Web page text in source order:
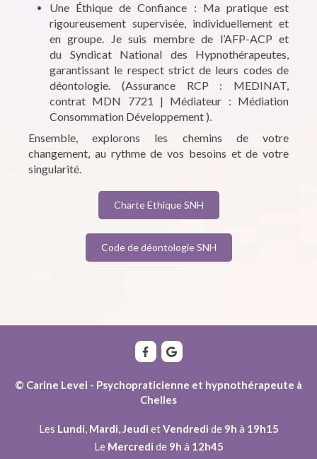
Une Éthique de Confiance : Ma pratique est
rigoureusement supervisée, individuellement et
en groupe. Je suis membre de l’AFP-ACP et
du Syndicat National des Hypnothérapeutes,
garantissant le respect strict de leurs codes de
déontologie. (Assurance RCP : MEDINAT,
contrat MDN 7721 | Médiateur : Médiation
Consommation Développement ).
Ensemble, explorons les chemins de votre
changement, au rythme de vos besoins et de votre
singularité.
Charte Ethique SNH
Code de déontologie SNH
© Carine Level - Psychopraticienne et hypnothérapeute à
Chelles
Les Lundi, Mardi,Jeudi etVendredi de 9h à 19h15
Le Mercredi de 9h à 12h45